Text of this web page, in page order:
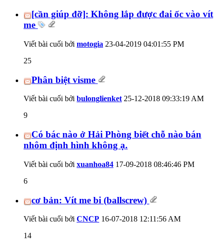
[cần giúp đỡ]: Không lắp được đai ốc vào vít
me
Viết bài cuối bởi motogia 23-04-2019 04:01:55 PM
25
Phân biệt visme
Viết bài cuối bởi bulonglienket25-12-2018 09:33:19 AM
9
Có bác nào ở Hải Phòng biết chỗ nào bán
nhôm định hình không ạ.
Viết bài cuối bởi xuanhoa84 17-09-2018 08:46:46 PM
6
cơ bản: Vít me bi (ballscrew)
Viết bài cuối bởi CNCP 16-07-2018 12:11:56 AM
14